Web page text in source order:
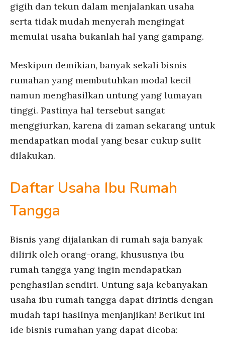
gigih dan tekun dalam menjalankan usaha
serta tidak mudah menyerah mengingat
memulai usaha bukanlah hal yang gampang.
Meskipun demikian, banyak sekali bisnis
rumahan yang membutuhkan modal kecil
namun menghasilkan untung yang lumayan
tinggi. Pastinya hal tersebut sangat
menggiurkan, karena di zaman sekarang untuk
mendapatkan modal yang besar cukup sulit
dilakukan.
Daftar Usaha Ibu Rumah
Tangga
Bisnis yang dijalankan di rumah saja banyak
dilirik oleh orang-orang, khususnya ibu
rumah tangga yang ingin mendapatkan
penghasilan sendiri. Untung saja kebanyakan
usaha ibu rumah tangga dapat dirintis dengan
mudah tapi hasilnya menjanjikan! Berikut ini
ide bisnis rumahan yang dapat dicoba: